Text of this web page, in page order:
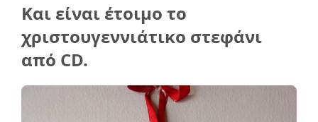
Και είναι έτοιμο το
χριστουγεννιάτικο στεφάνι
από CD.